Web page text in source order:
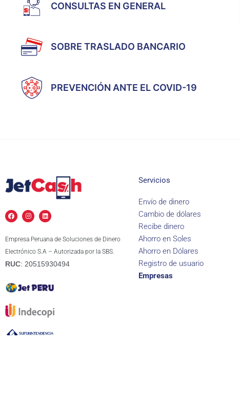
CONSULTAS EN GENERAL
SOBRE TRASLADO BANCARIO
PREVENCIÓN ANTE EL COVID-19
F
a
c
b
o
o
k
I
n
s
a
g
r
a
m
L
i
n
e
d
i
n
Empresa Peruana de Soluciones de Dinero
Electrónico S.A – Autorizada por la SBS.
RUC: 20515930494
Servicios
Envío de dinero
Cambio de dólares
Recibe dinero
Ahorro en Soles
Ahorro en Dólares
Registro de usuario
Empresas